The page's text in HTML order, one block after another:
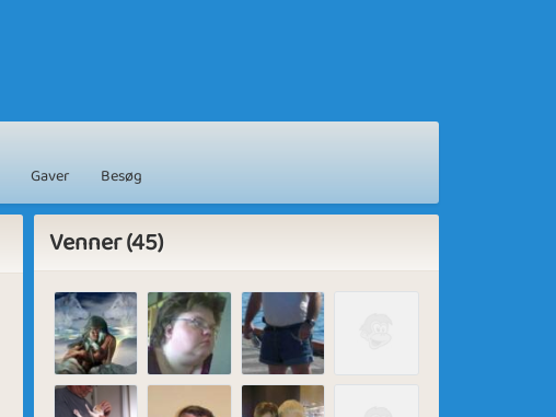
Gaver Besøg
Venner (45)